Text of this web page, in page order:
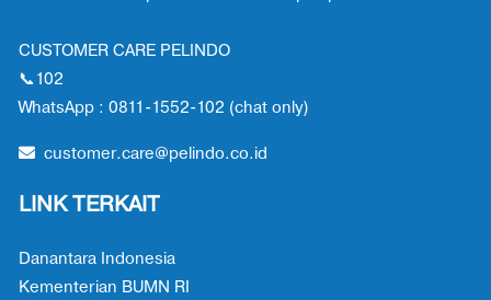
CUSTOMER CARE PELINDO
📞102
WhatsApp : 0811-1552-102 (chat only)
customer.care@pelindo.co.id
LINK TERKAIT
Danantara Indonesia
Kementerian BUMN RI